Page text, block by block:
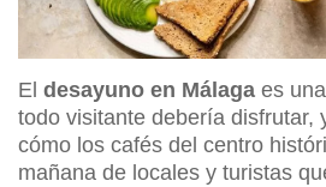
El desayuno en Málaga es
todo visitante debería disfrutar,
cómo los cafés del centro
mañana de locales y turistas